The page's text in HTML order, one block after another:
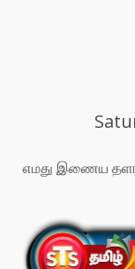
எமது இணைய